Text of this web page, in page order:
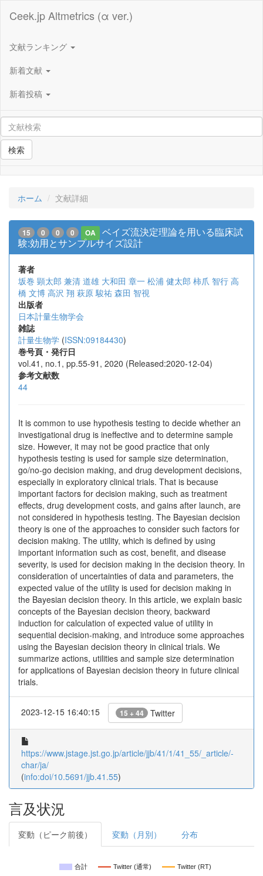
Ceek.jp Altmetrics (α ver.)
文献ランキング
新着文献
新着投稿
検索
ホーム 文献詳細
15 0 0 0 OA
ベイズ流決定理論を用いる臨床試
験:効用とサンプルサイズ設計
著者
坂巻 顕太郎 兼清 道雄 大和田 章一 松浦 健太郎 柿爪 智行 高
橋 文博 高沢 翔 萩原 駿祐 森田 智視
出版者
日本計量生物学会
雑誌
計量生物学 (ISSN:09184430)
巻号頁・発行日
vol.41, no.1, pp.55-91, 2020 (Released:2020-12-04)
参考文献数
44
It is common to use hypothesis testing to decide whether an
investigational drug is ineffective and to determine sample
size. However, it may not be good practice that only
hypothesis testing is used for sample size determination,
go/no-go decision making, and drug development decisions,
especially in exploratory clinical trials. That is because
important factors for decision making, such as treatment
effects, drug development costs, and gains after launch, are
not considered in hypothesis testing. The Bayesian decision
theory is one of the approaches to consider such factors for
decision making. The utility, which is defined by using
important information such as cost, benefit, and disease
severity, is used for decision making in the decision theory. In
consideration of uncertainties of data and parameters, the
expected value of the utility is used for decision making in
the Bayesian decision theory. In this article, we explain basic
concepts of the Bayesian decision theory, backward
induction for calculation of expected value of utility in
sequential decision-making, and introduce some approaches
using the Bayesian decision theory in clinical trials. We
summarize actions, utilities and sample size determination
for applications of Bayesian decision theory in future clinical
trials.
2023-12-15 16:40:15 15 + 44 Twitter
https://www.jstage.jst.go.jp/article/jjb/41/1/41_55/_article/-
char/ja/
(info:doi/10.5691/jjb.41.55)
言及状況
変動（ピーク前後） 変動（月別） 分布
合計 Twitter (通常) Twitter (RT)